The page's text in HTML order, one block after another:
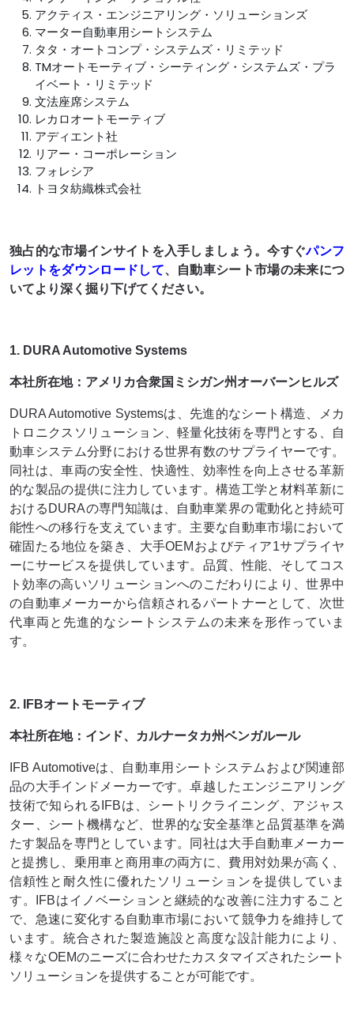
アクティス・エンジニアリング・ソリューションズ
マーター自動車用シートシステム
タタ・オートコンプ・システムズ・リミテッド
TMオートモーティブ・シーティング・システムズ・プラ
イベート・リミテッド
文法座席システム
レカロオートモーティブ
アディエント社
リアー・コーポレーション
フォレシア
トヨタ紡織株式会社
独占的な市場インサイトを入手しましょう。今すぐパンフ
レットをダウンロードして、自動車シート市場の未来につ
いてより深く掘り下げてください。
1. DURA Automotive Systems
本社所在地：アメリカ合衆国ミシガン州オーバーンヒルズ
DURA Automotive Systemsは、先進的なシート構造、メカ
トロニクスソリューション、軽量化技術を専門とする、自
動車システム分野における世界有数のサプライヤーです。
同社は、車両の安全性、快適性、効率性を向上させる革新
的な製品の提供に注力しています。構造工学と材料革新に
おけるDURAの専門知識は、自動車業界の電動化と持続可
能性への移行を支えています。主要な自動車市場において
確固たる地位を築き、大手OEMおよびティア1サプライヤ
ーにサービスを提供しています。品質、性能、そしてコス
ト効率の高いソリューションへのこだわりにより、世界中
の自動車メーカーから信頼されるパートナーとして、次世
代車両と先進的なシートシステムの未来を形作っていま
す。
2. IFBオートモーティブ
本社所在地：インド、カルナータカ州ベンガルール
IFB Automotiveは、自動車用シートシステムおよび関連部
品の大手インドメーカーです。卓越したエンジニアリング
技術で知られるIFBは、シートリクライニング、アジャス
ター、シート機構など、世界的な安全基準と品質基準を満
たす製品を専門としています。同社は大手自動車メーカー
と提携し、乗用車と商用車の両方に、費用対効果が高く、
信頼性と耐久性に優れたソリューションを提供していま
す。IFBはイノベーションと継続的な改善に注力すること
で、急速に変化する自動車市場において競争力を維持して
います。統合された製造施設と高度な設計能力により、
様々なOEMのニーズに合わせたカスタマイズされたシート
ソリューションを提供することが可能です。